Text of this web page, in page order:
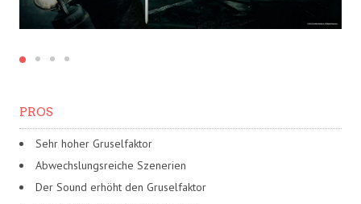
PROS
Sehr hoher Gruselfaktor
Abwechslungsreiche Szenerien
Der Sound erhöht den Gruselfaktor